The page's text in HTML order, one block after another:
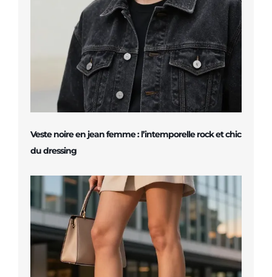
Veste noire en jean femme : l’intemporelle rock et chic
du dressing